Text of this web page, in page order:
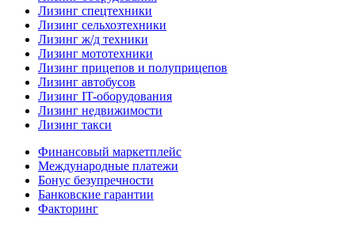
Лизинг спецтехники
Лизинг сельхозтехники
Лизинг ж/д техники
Лизинг мототехники
Лизинг прицепов и полуприцепов
Лизинг автобусов
Лизинг IT-оборудования
Лизинг недвижимости
Лизинг такси
Финансовый маркетплейс
Международные платежи
Бонус безупречности
Банковские гарантии
Факторинг